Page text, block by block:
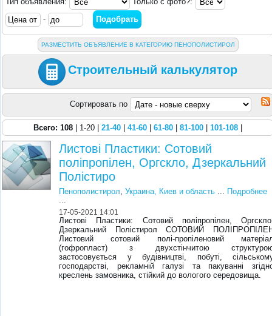
-
РАЗМЕСТИТЬ ОБЪЯВЛЕНИЕ В КАТЕГОРИЮ ПЕНОПОЛИСТИРОЛ
Строительный калькулятор
Сортировать по
Всего: 108 | 1-20 | 21-40 41-60 61-80 81-100 101-108
Листові Пластики: Сотовий
поліпропілен, Оргскло, Дзеркальний
Полістиро
Пенополистирол,Украина, Киев и область ... Подробнее
...
17-05-2021 14:01
Листові Пластики: Сотовий поліпропілен,
Дзеркальний Полістирол СОТОВИЙ
Листовий сотовий полі-пропіленовий
(гофропласт) з двухстінчитою
застосовується у будівництві, побуті,
господарстві, рекламній галузі та пакуванні
креслень замовника, стійкий до вологого середовища.